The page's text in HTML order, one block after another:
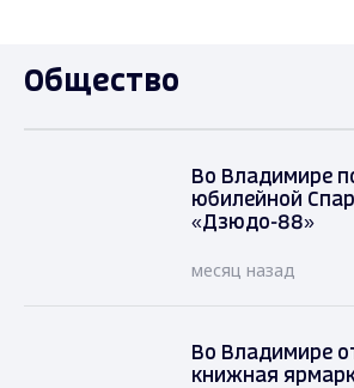
Общество
Во Владимире
юбилейной
«Дзюдо-88»
месяц назад
Во Владимире
книжная